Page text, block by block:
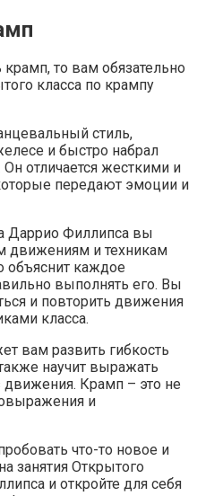
крамп, то вам обязательно
класса по крампу
стиль,
и быстро набрал
отличается жесткими и
передают эмоции и
Даррио Филлипса вы
движениям и техникам
объяснит каждое
выполнять его. Вы
и повторить движения
класса.
вам развить гибкость
научит выражать
движения. Крамп – это не
и
что-то новое и
занятия Открытого
и откройте для себя